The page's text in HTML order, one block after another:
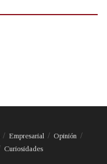
Empresarial
Opinión
Curiosidades